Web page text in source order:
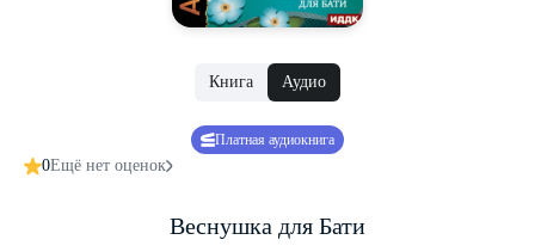
Книга Аудио
Платная аудиокнига
0Ещё нет оценок
Веснушка для Бати